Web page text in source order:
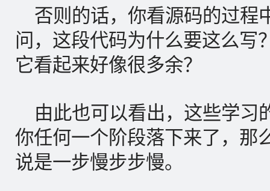
否则的话，你看源码的过程
问，这段代码为什么要这么写
它看起来好像很多余？
由此也可以看出，这些学习
你任何一个阶段落下来了，那
说是一步慢步步慢。